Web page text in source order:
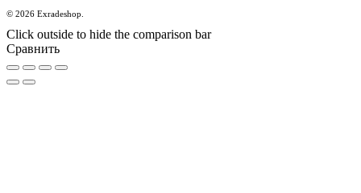
© 2026 Exradeshop.
Click outside to hide the comparison bar
Сравнить